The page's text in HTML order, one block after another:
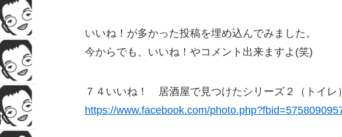
いいね！が多かった投稿を埋め込んでみました。
今からでも、いいね！やコメント出来ますよ(笑)
７４いいね！ 居酒屋で見つけたシリーズ２（トイレ
https://www.facebook.com/